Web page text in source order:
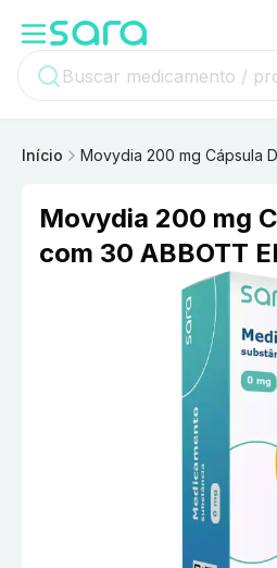
Início Movydia 200 mg Cápsula
Movydia 200 mg
com 30 ABBOTT